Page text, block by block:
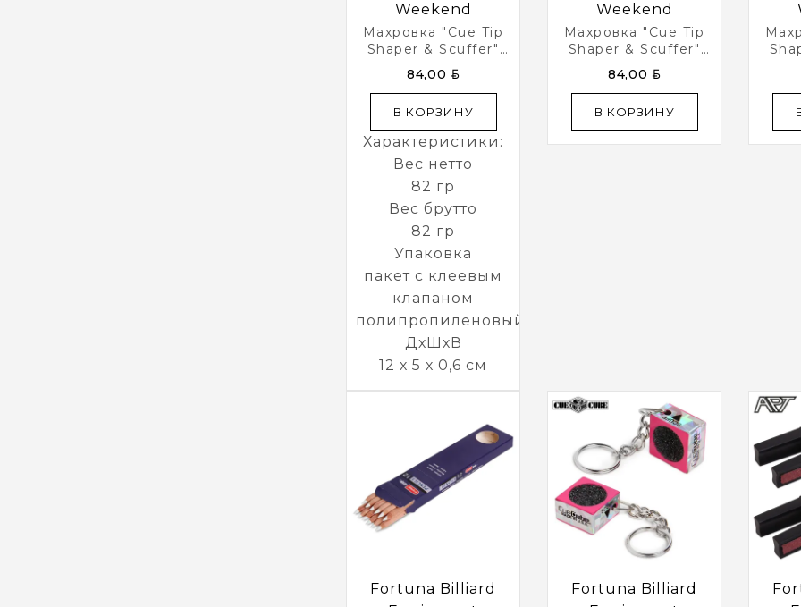
Weekend
Махровка "Cue Tip
Shaper & Scuffer"
Серебристый
84,00 BYN
В КОРЗИНУ
Характеристики:
Вес нетто
82 гр
Вес брутто
82 гр
Упаковка
пакет с клеевым
клапаном
полипропиленовый
ДхШхВ
12 х 5 х 0,6 см
Weekend
Махровка "Cue Tip
Shaper & Scuffer"
Синий
84,00 BYN
В КОРЗИНУ
Fortuna Billiard
Fortuna Billiard